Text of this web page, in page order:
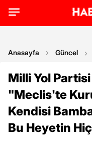
Anasayfa Güncel
Milli Yol Partisi
"Meclis'te
Kendisi
Bu Heyetin